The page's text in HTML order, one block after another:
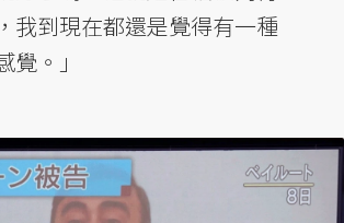
我到現在都還是覺得有一種
。」